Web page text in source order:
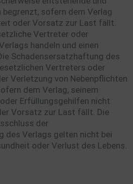
begrenzt, sofern dem Verlag
oder Vorsatz zur Last fällt.
Vertreter oder
handeln und einen
Schadensersatzhaftung des
Vertreters oder
Verletzung von Nebenpflichten
dem Verlag, seinem
Erfüllungsgehilfen nicht
Vorsatz zur Last fällt. Die
der
des Verlags gelten nicht bei
oder Verlust des Lebens.